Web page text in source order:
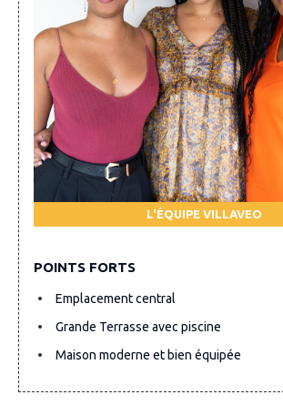
L'ÉQUIPE VILLAVEO
POINTS FORTS
Emplacement central
Grande Terrasse avec piscine
Maison moderne et bien équipée